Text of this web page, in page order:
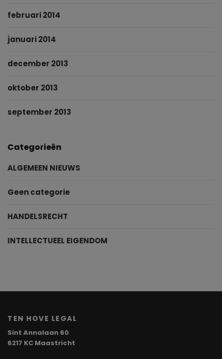
februari 2014
januari 2014
december 2013
oktober 2013
september 2013
Categorieën
ALGEMEEN NIEUWS
Geen categorie
HANDELSRECHT
INTELLECTUEEL EIGENDOM
TEN HOVE LEGAL
Sint Annalaan 60
6217 KC Maastricht